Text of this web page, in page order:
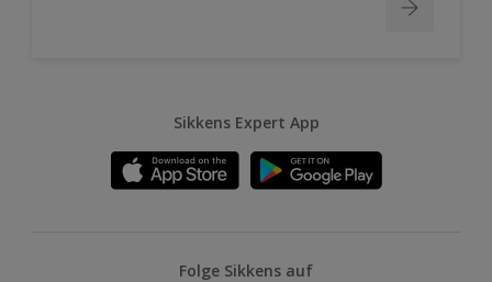
Sikkens Expert App
Folge Sikkens auf